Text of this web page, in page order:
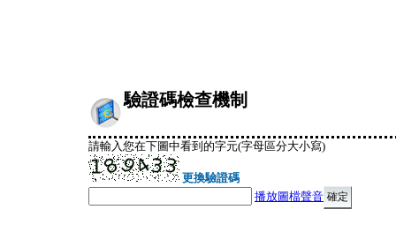
驗證碼檢查機制
請輸入您在下圖中看到的字元(字母區分大小寫)
更換驗證碼
播放圖檔聲音